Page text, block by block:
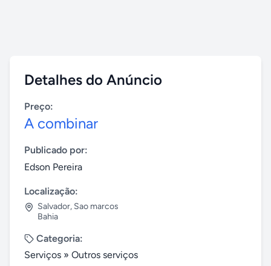
Detalhes do Anúncio
Preço:
A combinar
Publicado por:
Edson Pereira
Localização:
Salvador, Sao marcos
Bahia
Categoria:
Serviços » Outros serviços